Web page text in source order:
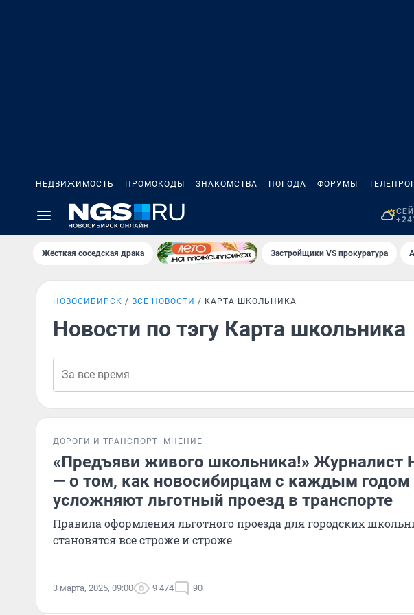
НЕДВИЖИМОСТЬ ПРОМОКОДЫ ЗНАКОМСТВА ПОГОДА ФОРУМЫ
Жёсткая соседская драка Застройщики VS прокуратура
НОВОСИБИРСК ВСЕ НОВОСТИ КАРТА ШКОЛЬНИКА
Новости по тэгу Карта школьника
ДОРОГИ И ТРАНСПОРТ МНЕНИЕ
«Предъяви живого школьника!» Журналист
— о том, как новосибирцам с каждым годом
усложняют льготный проезд в транспорте
Правила оформления льготного проезда для городских
становятся все строже и строже
3 марта, 2025, 09:00 9 474 90